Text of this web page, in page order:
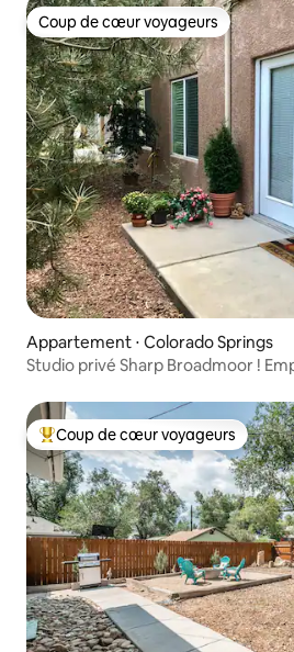
Coup de cœur voyageurs
Coup de cœur voyageurs
Appartement ⋅ Colorado Springs
Studio privé Sharp Broadmoor !
Coups de cœur voyageurs les plus
Coup de cœur voyageurs